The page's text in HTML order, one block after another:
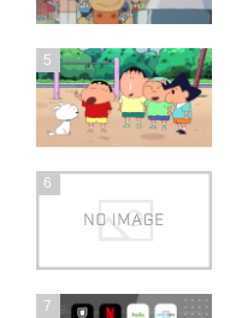
5
6
7